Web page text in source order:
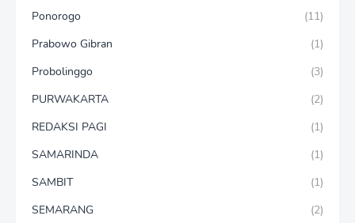
Ponorogo
(11)
Prabowo Gibran
(1)
Probolinggo
(3)
PURWAKARTA
(2)
REDAKSI PAGI
(1)
SAMARINDA
(1)
SAMBIT
(1)
SEMARANG
(2)